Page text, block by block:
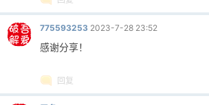
775593253 2023-7-28 23:52
感谢分享！
回复